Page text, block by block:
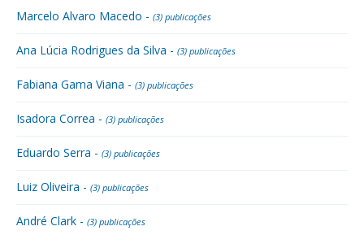
Marcelo Alvaro Macedo - (3) publicações
Ana Lúcia Rodrigues da Silva - (3) publicações
Fabiana Gama Viana - (3) publicações
Isadora Correa - (3) publicações
Eduardo Serra - (3) publicações
Luiz Oliveira - (3) publicações
André Clark - (3) publicações